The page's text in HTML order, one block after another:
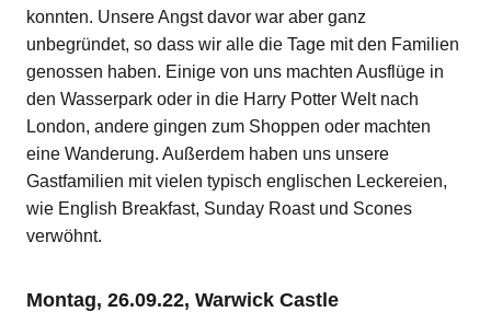
konnten. Unsere Angst davor war aber ganz
unbegründet, so dass wir alle die Tage mit den Familien
genossen haben. Einige von uns machten Ausflüge in
den Wasserpark oder in die Harry Potter Welt nach
London, andere gingen zum Shoppen oder machten
eine Wanderung. Außerdem haben uns unsere
Gastfamilien mit vielen typisch englischen Leckereien,
wie English Breakfast, Sunday Roast und Scones
verwöhnt.
Montag, 26.09.22, Warwick Castle